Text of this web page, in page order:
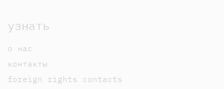
узнать
о нас
контакты
foreign rights contacts